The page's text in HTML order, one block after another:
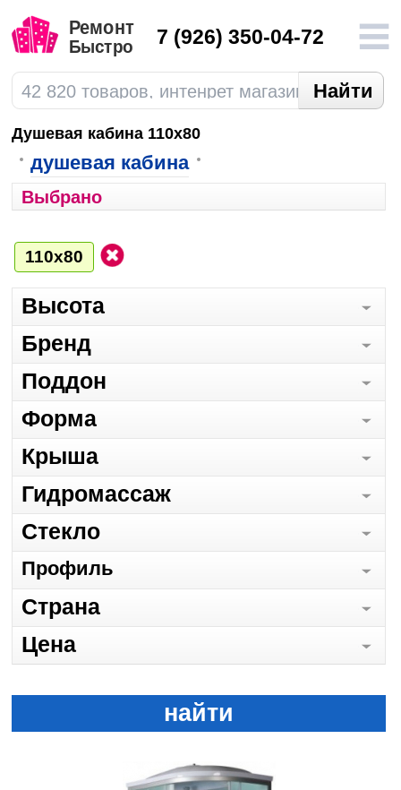
7 (926) 350-04-72
Душевая кабина 110х80
душевая кабина
Выбрано
110х80
Высота
Бренд
Поддон
Форма
Крыша
Гидромассаж
Стекло
Профиль
Страна
Цена
найти